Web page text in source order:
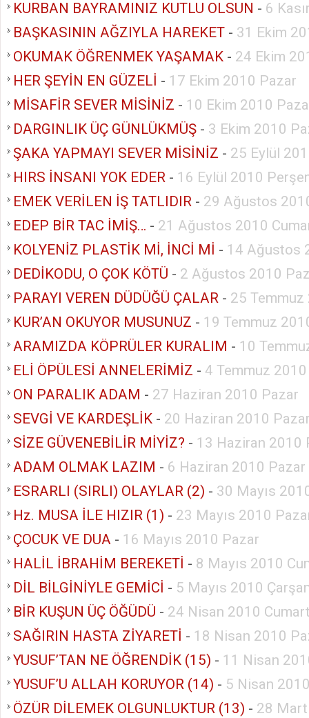
KURBAN BAYRAMINIZ KUTLU OLSUN - 6
BAŞKASININ AĞZIYLA HAREKET - 31 Ekim
OKUMAK ÖĞRENMEK YAŞAMAK - 24 Ekim
HER ŞEYİN EN GÜZELİ - 17 Ekim 2010 Pazar
MİSAFİR SEVER MİSİNİZ - 10 Ekim 2010
DARGINLIK ÜÇ GÜNLÜKMÜŞ - 3 Ekim 2010
ŞAKA YAPMAYI SEVER MİSİNİZ - 25 Eylül
HIRS İNSANI YOK EDER - 16 Eylül 2010
EMEK VERİLEN İŞ TATLIDIR - 29 Ağustos
EDEP BİR TAC İMİŞ… - 21 Ağustos 2010
KOLYENİZ PLASTİK Mİ, İNCİ Mİ - 14 Ağustos
DEDİKODU, O ÇOK KÖTÜ - 2 Ağustos 2010
PARAYI VEREN DÜDÜĞÜ ÇALAR - 25
KUR’AN OKUYOR MUSUNUZ - 19 Temmuz
ARAMIZDA KÖPRÜLER KURALIM - 10
ELİ ÖPÜLESİ ANNELERİMİZ - 4 Temmuz
ON PARALIK ADAM - 27 Haziran 2010 Pazar
SEVGİ VE KARDEŞLİK - 20 Haziran 2010
SİZE GÜVENEBİLİR MİYİZ? - 13 Haziran 2010
ADAM OLMAK LAZIM - 6 Haziran 2010 Pazar
ESRARLI (SIRLI) OLAYLAR (2) - 30 Mayıs
Hz. MUSA İLE HIZIR (1) - 23 Mayıs 2010
ÇOCUK VE DUA - 16 Mayıs 2010 Pazar
HALİL İBRAHİM BEREKETİ - 8 Mayıs 2010
DİL BİLGİNİYLE GEMİCİ - 5 Mayıs 2010
BİR KUŞUN ÜÇ ÖĞÜDÜ - 24 Nisan 2010
SAĞIRIN HASTA ZİYARETİ - 18 Nisan 2010
YUSUF’TAN NE ÖĞRENDİK (15) - 11 Nisan
YUSUF’U ALLAH KORUYOR (14) - 5 Nisan
ÖZÜR DİLEMEK OLGUNLUKTUR (13) - 28